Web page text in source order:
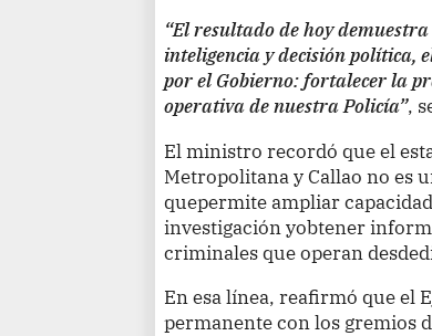
“El resultado de hoy
inteligencia y decisión política,
por el Gobierno: fortalecer la
operativa de nuestra Policía”,
El ministro recordó que el
Metropolitana y Callao no es
quepermite ampliar
investigación yobtener
criminales que operan
En esa línea, reafirmó que el
permanente con los gremios